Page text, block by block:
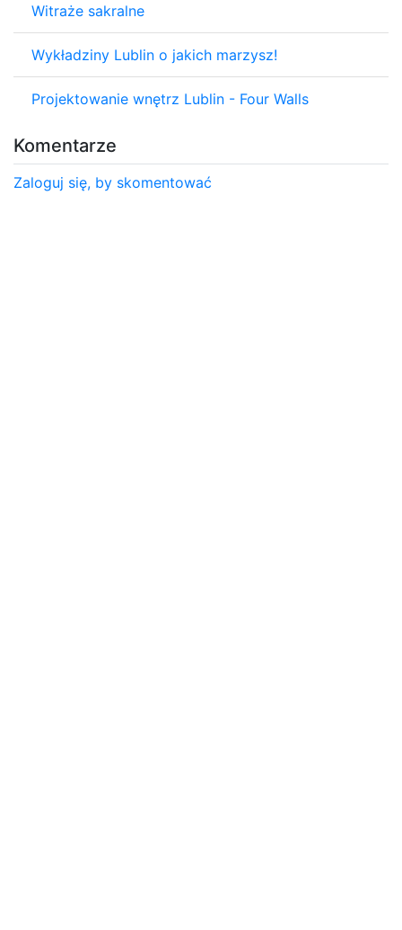
Witraże sakralne
Wykładziny Lublin o jakich marzysz!
Projektowanie wnętrz Lublin - Four Walls
Komentarze
Zaloguj się, by skomentować